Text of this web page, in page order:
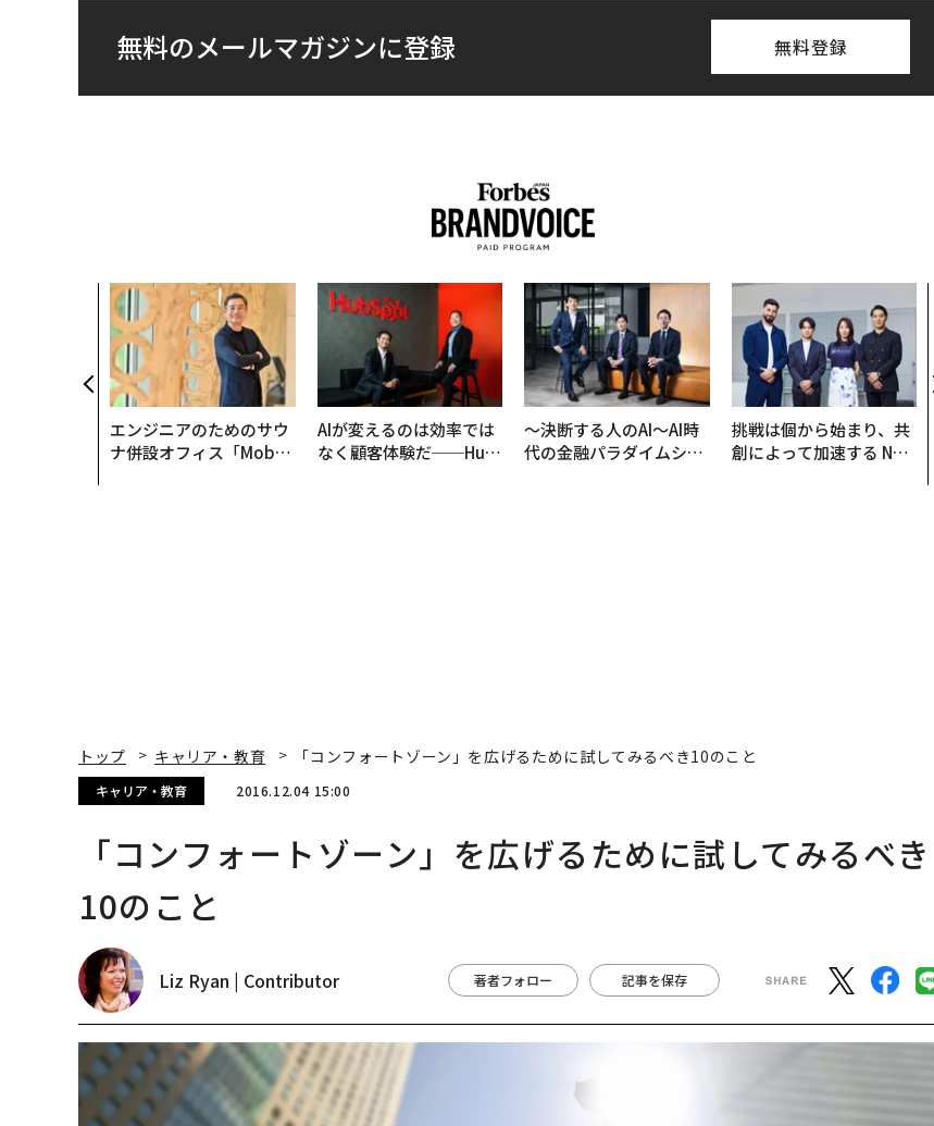
無料のメールマガジンに登録 無料登録
エンジニアのためのサウ
ナ併設オフィス「Mobiu
AIが変えるのは効率では
なく顧客体験だ──Hub
〜決断する人のAI〜AI時
代の金融パラダイムシフ
挑戦は個から始まり、共
創によって加速する NOR
トップ キャリア・教育 「コンフォートゾーン」を広げるために試してみるべき10のこと
キャリア・教育 2016.12.04 15:00
「コンフォートゾーン」を広げるために試してみるべき
10のこと
Liz Ryan | Contributor 著者フォロー 記事を保存